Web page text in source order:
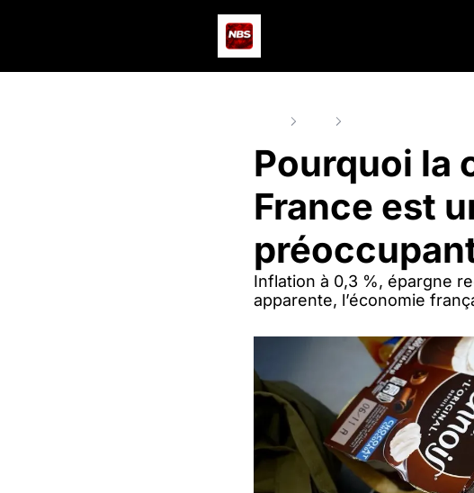
Pourquoi la
France est
Inflation à 0,3 %, épargne
apparente, l’économie